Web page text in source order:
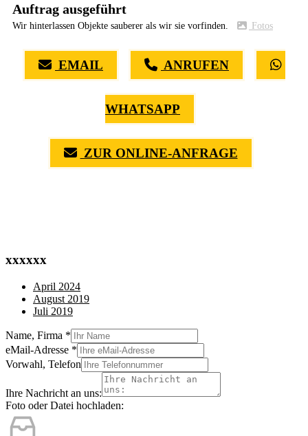
Auftrag ausgeführt
Wir hinterlassen Objekte sauberer als wir sie vorfinden. Fotos
EMAIL ANRUFEN
WHATSAPP
ZUR ONLINE-ANFRAGE
xxxxxx
April 2024
August 2019
Juli 2019
Name, Firma *
eMail-Adresse *
Vorwahl, Telefon
Ihre Nachricht an uns:
Foto oder Datei hochladen: